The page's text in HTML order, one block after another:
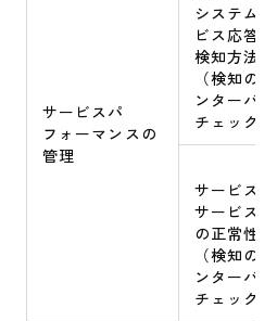
サービスパ
フォーマンスの
管理
システム
ビス応答
検知方法
（検知の
ンターバ
チェック
サービス
サービス
の正常性
（検知の
ンターバ
チェック